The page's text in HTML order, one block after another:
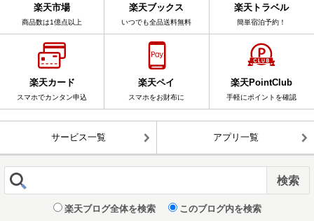
楽天市場
商品数は1億点以上
楽天ブックス
いつでも全品送料無料
楽天トラベル
簡単宿泊予約！
楽天カード
スマホでカンタン申込
楽天ペイ
スマホをお財布に
楽天PointClub
手軽にポイントを確認
サービス一覧 アプリ一覧
楽天ブログ全体を検索 このブログ内を検索